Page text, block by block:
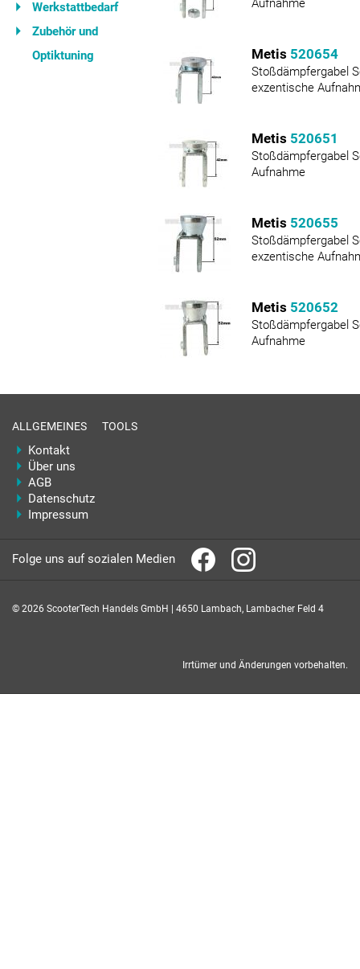
Werkstattbedarf
Zubehör und
Optiktuning
Aufnahme
Metis 520654
Stoßdämpfergabel
exzentische
Metis 520651
Stoßdämpfergabel
Aufnahme
Metis 520655
Stoßdämpfergabel
exzentische
Metis 520652
Stoßdämpfergabel
Aufnahme
ALLGEMEINES
Kontakt
Über uns
AGB
Datenschutz
Impressum
TOOLS
Folge uns auf sozialen Medien
© 2026 ScooterTech Handels GmbH | 4650 Lambach, Lambacher Feld 4
Irrtümer und Änderungen vorbehalten.